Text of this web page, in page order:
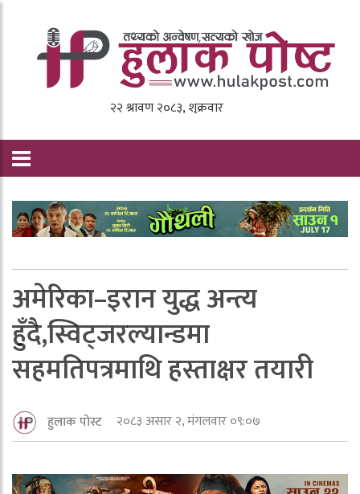
अमेरिका–इरान युद्ध अन्त्य
हुँदै,स्विट्जरल्यान्डमा
सहमतिपत्रमाथि हस्ताक्षर तयारी
हुलाक पोस्ट २०८३ असार २, मंगलवार ०९:०७